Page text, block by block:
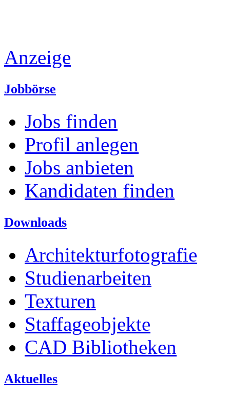
Anzeige
Jobbörse
Jobs finden
Profil anlegen
Jobs anbieten
Kandidaten finden
Downloads
Architekturfotografie
Studienarbeiten
Texturen
Staffageobjekte
CAD Bibliotheken
Aktuelles